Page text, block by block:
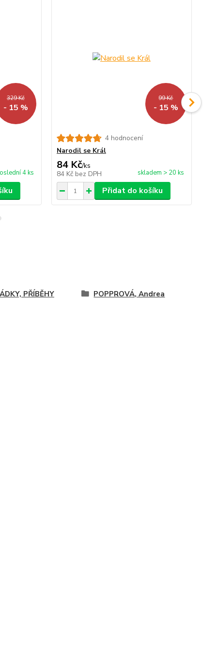
329 Kč
- 15 %
4 ks
99 Kč
- 15 %
4 hodnocení
Narodil se Král
84 Kč/ks
84 Kč bez DPH skladem > 20 ks
Přidat do košíku
PŘÍBĚHY POPPROVÁ, Andrea